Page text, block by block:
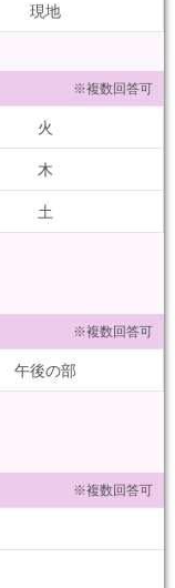
現地
※複数回答可
火
木
土
※複数回答可
午後の部
※複数回答可